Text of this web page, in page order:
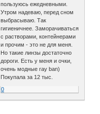
пользуюсь ежедневными.
Утром надеваю, перед сном
выбрасываю. Так
гигиеничнее. Заморачиваться
с растворами, контейнерами
и прочим - это не для меня.
Но такие линзы достаточно
дороги. Есть у меня и очки,
очень модные ray ban)
Покупала за 12 тыс.
0